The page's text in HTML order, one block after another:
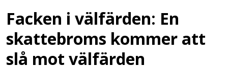
Facken i välfärden: En
skattebroms kommer att
slå mot välfärden